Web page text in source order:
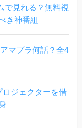
で見れる？無料視
き神番組
マプラ何話？全4
ロジェクターを借